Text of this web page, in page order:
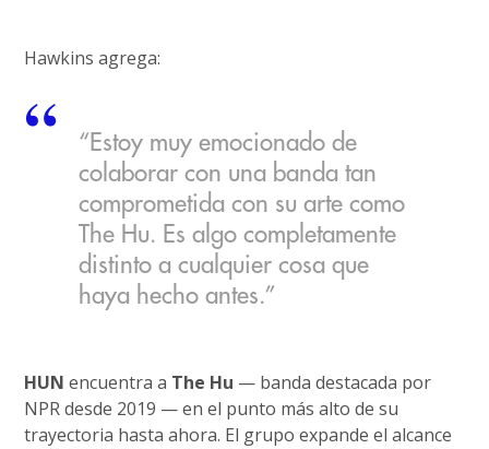
Hawkins agrega:
“Estoy muy emocionado de
colaborar con una banda tan
comprometida con su arte como
The Hu. Es algo completamente
distinto a cualquier cosa que
haya hecho antes.”
HUN encuentra a The Hu — banda destacada por
NPR desde 2019 — en el punto más alto de su
trayectoria hasta ahora. El grupo expande el alcance